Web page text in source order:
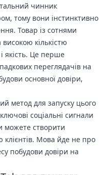
чинник
тому вони інстинктивно
Товар із сотнями
кількістю
якість. Це перше
переглядачів на
основної довіри,
метод для запуску цього
соціальні сигнали
можете створити
клієнтів. Мова йде не про
побудови довіри на